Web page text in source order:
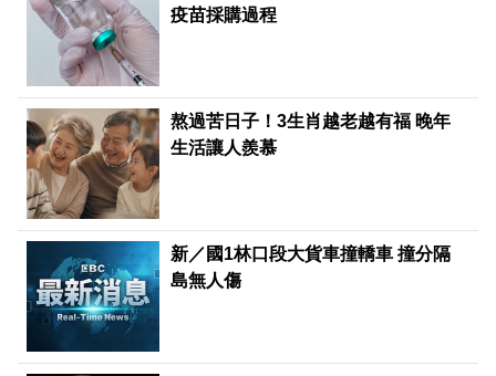
疫苗採購過程
熬過苦日子！3生肖越老越有福 晚年
生活讓人羨慕
新／國1林口段大貨車撞轎車 撞分隔
島無人傷